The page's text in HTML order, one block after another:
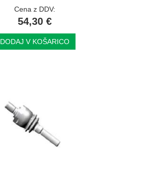
Cena z DDV:
54,30 €
DODAJ V KOŠARICO